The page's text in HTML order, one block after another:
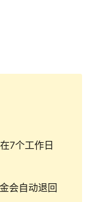
7个工作日
会自动退回